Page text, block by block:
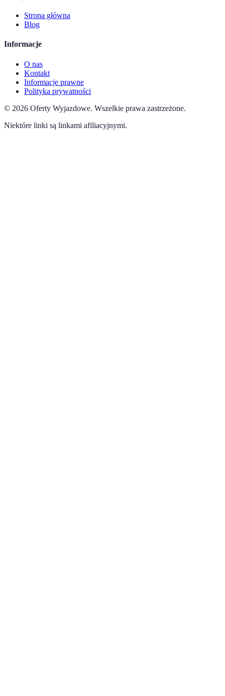
Strona główna
Blog
Informacje
O nas
Kontakt
Informacje prawne
Polityka prywatności
© 2026 Oferty Wyjazdowe. Wszelkie prawa zastrzeżone.
Niektóre linki są linkami afiliacyjnymi.